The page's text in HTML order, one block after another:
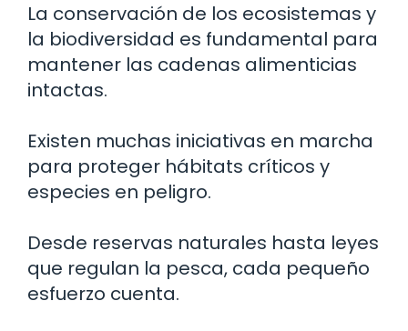
La conservación de los ecosistemas y
la biodiversidad es fundamental para
mantener las cadenas alimenticias
intactas.
Existen muchas iniciativas en marcha
para proteger hábitats críticos y
especies en peligro.
Desde reservas naturales hasta leyes
que regulan la pesca, cada pequeño
esfuerzo cuenta.